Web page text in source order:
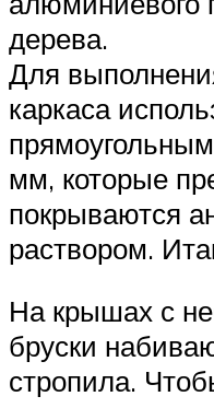
дерева.
Для
каркаса
мм, которые
покрываются
раствором.
На крышах с
бруски
стропила.